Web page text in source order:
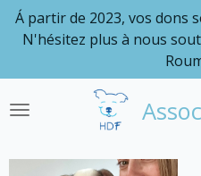
Passer
principal
Á partir de 2023, vos dons
N'hésitez plus à nous